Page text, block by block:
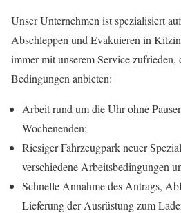
Unser Unternehmen ist spezialisiert
Abschleppen und Evakuieren in
immer mit unserem Service
Bedingungen anbieten:
Arbeit rund um die Uhr ohne
Wochenenden;
Riesiger Fahrzeugpark neuer
verschiedene Arbeitsbedingungen
Schnelle Annahme des Antrags,
Lieferung der Ausrüstung zum